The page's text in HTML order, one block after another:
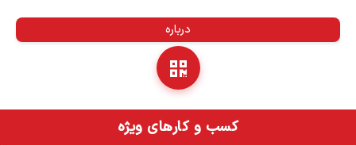
درباره
کسب و کارهای ویژه